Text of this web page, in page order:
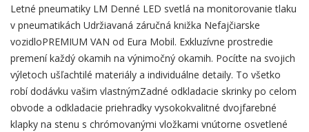
Letné pneumatiky LM Denné LED svetlá na monitorovanie tlaku
v pneumatikách Udržiavaná záručná knižka Nefajčiarske
vozidloPREMIUM VAN od Eura Mobil. Exkluzívne prostredie
premení každý okamih na výnimočný okamih. Pocíťte na svojich
výletoch ušľachtilé materiály a individuálne detaily. To všetko
robí dodávku vašim vlastnýmZadné odkladacie skrinky po celom
obvode a odkladacie priehradky vysokokvalitné dvojfarebné
klapky na stenu s chrómovanými vložkami vnútorne osvetlené